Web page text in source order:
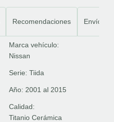
Recomendaciones Envíos
Marca vehículo:
Nissan
Serie: Tiida
Año: 2001 al 2015
Calidad:
Titanio Cerámica